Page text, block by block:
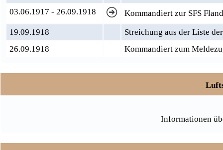
03.06.1917 - 26.09.1918
Kommandiert zur SFS
19.09.1918
Streichung aus der Liste
26.09.1918
Kommandiert zum
Informationen